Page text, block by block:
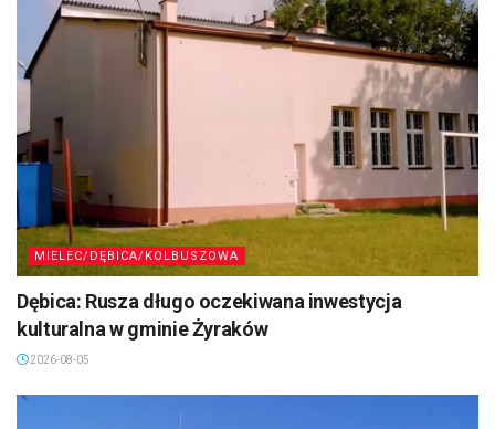
MIELEC/DĘBICA/KOLBUSZOWA
Dębica: Rusza długo oczekiwana inwestycja
kulturalna w gminie Żyraków
2026-08-05